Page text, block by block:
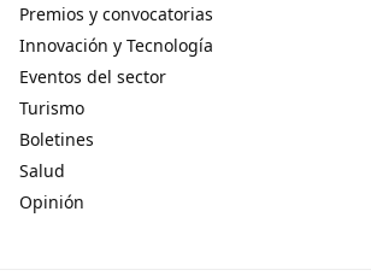
Premios y convocatorias
Innovación y Tecnología
Eventos del sector
Turismo
Boletines
Salud
Opinión